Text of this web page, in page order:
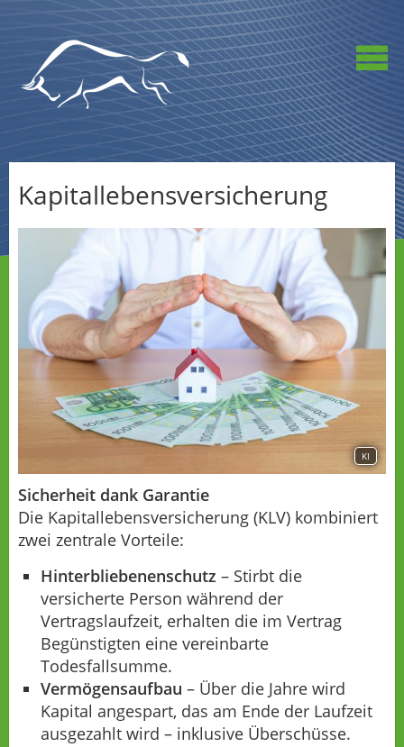
Kapitallebensversicherung
KI
Sicherheit dank Garantie
Die Kapitallebensversicherung (KLV) kombiniert
zwei zentrale Vorteile:
Hinterbliebenenschutz – Stirbt die
versicherte Person während der
Vertragslaufzeit, erhalten die im Vertrag
Begünstigten eine vereinbarte
Todesfallsumme.
Vermögensaufbau – Über die Jahre wird
Kapital angespart, das am Ende der Laufzeit
ausgezahlt wird – inklusive Überschüsse.